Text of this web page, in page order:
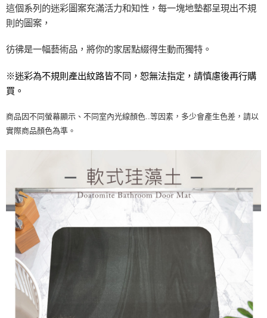
結帳頁面，進行簡訊認證並確認金額後，即可完成結帳。
２．訂單成立數日內，您將收到繳費通知簡訊。
３．收到繳費通知簡訊後14天內，點擊此簡訊中的連結，可透過四大超商／
※ 請注意：結帳手續完成當下不需立刻繳費，但若您需要取消訂單，請聯絡
後付繳納相關費用。
※ 交易是否成功請以「AFTEE先享後付 」之結帳頁面顯示為準，若有關於
是否繳費成功／繳費後需取消欲退款等相關疑問，請聯繫「AFTEE先享後付
１．透過由恩沛科技股份有限公司提供之「AFTEE先享後付」服務完成之交
２．關於個人資料處理事宜，請瀏覽以下網址：
https://aftee.tw/terms/#terms3
３．未成年的使用者請事先徵得法定代理人或監護人之同意方可使用
「AFTEE先享後付」，若未經同意申辦者引起之損失，本公司不負相關責
任。
４．使用「AFTEE先享後付」時，將依據個別帳號之用戶狀況，依本公司即
時審查核予不同之上限額度；若仍有額度不足之情形，本公司將視審查結果
請求用戶進行身份認證。
５．嚴禁一人註冊多個帳號或使用他人資訊註冊。若發現惡意使用之情形，
恩沛科技股份有限公司將有權停止該用戶之使用額度並採取法律行動。
每筆NT$60，滿NT$1,000(含以上)免運費
萊爾富取貨付款
每筆NT$60，滿NT$1,000(含以上)免運費
每筆NT$60，滿NT$1,000(含以上)免運費
每筆NT$100，滿NT$1,000(含以上)免運費
這個系列的迷彩圖案充滿活力和知性，每一塊地墊都呈現出不規
則的圖案，
彷彿是一幅藝術品，將你的家居點綴得生動而獨特。
※迷彩為不規則產出紋路皆不同，恕無法指定，請慎慮後再行購
買。
商品因不同螢幕顯示、不同室內光線顏色..等因素，多少會產生色差，請以
實際商品顏色為準。